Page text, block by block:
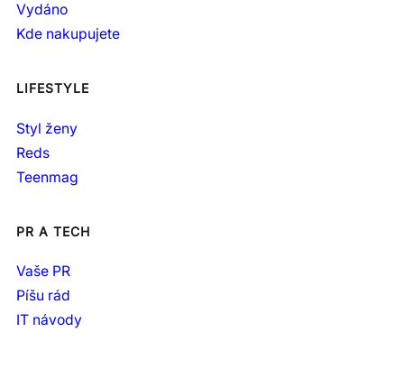
Vydáno
Kde nakupujete
LIFESTYLE
Styl ženy
Reds
Teenmag
PR A TECH
Vaše PR
Píšu rád
IT návody